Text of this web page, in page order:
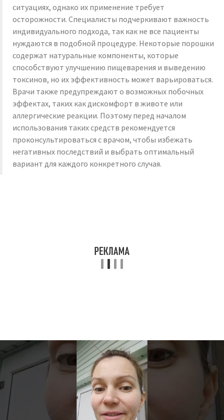
ситуациях, однако их применение требует
осторожности. Специалисты подчеркивают важность
индивидуального подхода, так как не все пациенты
нуждаются в подобной процедуре. Некоторые порошки
содержат натуральные компоненты, которые
способствуют улучшению пищеварения и выведению
токсинов, но их эффективность может варьироваться.
Врачи также предупреждают о возможных побочных
эффектах, таких как дискомфорт в животе или
аллергические реакции. Поэтому перед началом
использования таких средств рекомендуется
проконсультироваться с врачом, чтобы избежать
негативных последствий и выбрать оптимальный
вариант для каждого конкретного случая.